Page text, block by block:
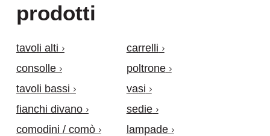
prodotti
tavoli alti
consolle
tavoli bassi
fianchi divano
comodini / comò
carrelli
poltrone
vasi
sedie
lampade